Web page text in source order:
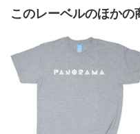
このレーベルのほかの